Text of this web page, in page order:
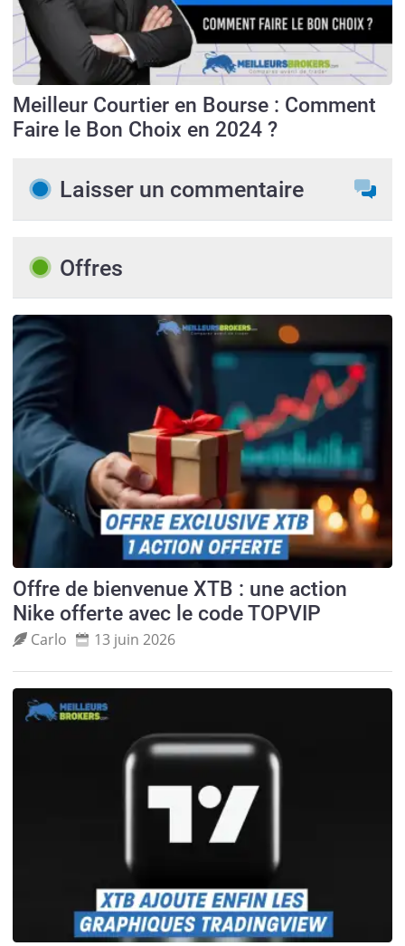
Meilleur Courtier en Bourse : Comment
Faire le Bon Choix en 2024 ?
Laisser un commentaire
Offres
Offre de bienvenue XTB : une action
Nike offerte avec le code TOPVIP
Carlo 13 juin 2026